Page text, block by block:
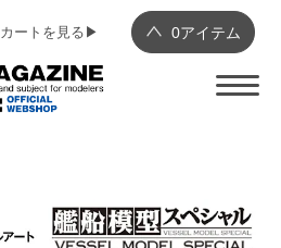
0アイテム
カートを見る▶︎